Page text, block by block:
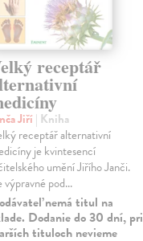
receptář
Jiří | Kniha
receptář alternativní
je kvintesencí
umění Jiřího Janči.
výpravné pod...
nemá titul na
Dodanie do 30 dní, pri
tituloch nevieme